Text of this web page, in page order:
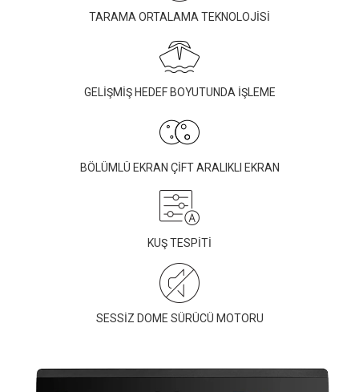
TARAMA ORTALAMA TEKNOLOJİSİ
GELİŞMİŞ HEDEF BOYUTUNDA İŞLEME
BÖLÜMLÜ EKRAN ÇİFT ARALIKLI EKRAN
KUŞ TESPİTİ
SESSİZ DOME SÜRÜCÜ MOTORU